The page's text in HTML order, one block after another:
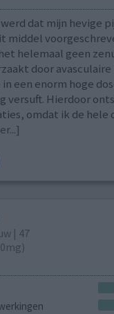
dat mijn hevige
middel
helemaal geen
door
een enorm hoge
versuft. Hierdoor
omdat ik de hele
| 47